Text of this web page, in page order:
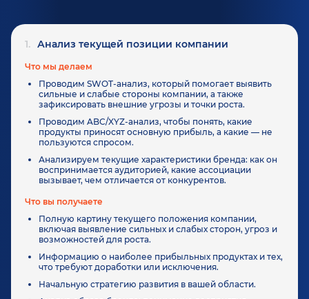
1. Анализ текущей позиции компании
Что мы делаем
Проводим SWOT-анализ, который помогает выявить
сильные и слабые стороны компании, а также
зафиксировать внешние угрозы и точки роста.
Проводим ABC/XYZ-анализ, чтобы понять, какие
продукты приносят основную прибыль, а какие — не
пользуются спросом.
Анализируем текущие характеристики бренда: как он
воспринимается аудиторией, какие ассоциации
вызывает, чем отличается от конкурентов.
Что вы получаете
Полную картину текущего положения компании,
включая выявление сильных и слабых сторон, угроз и
возможностей для роста.
Информацию о наиболее прибыльных продуктах и тех,
что требуют доработки или исключения.
Начальную стратегию развития в вашей области.